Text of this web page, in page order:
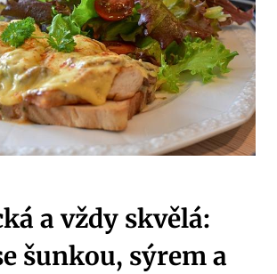
a vždy skvělá:
šunkou, sýrem a